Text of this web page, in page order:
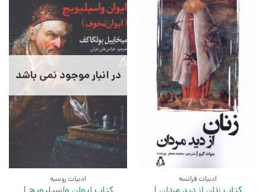
ادبیات فرانسه
در انبار موجود نمی باشد
ادبیات روسیه